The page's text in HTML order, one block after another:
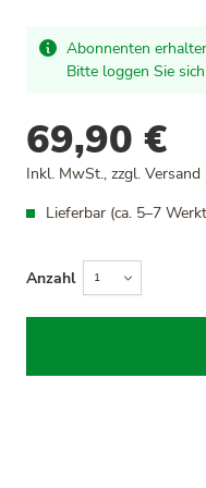
Abonnenten
Bitte loggen Sie
69,90 €
Inkl. MwSt., zzgl. Versand
Lieferbar (ca. 5–7
Anzahl